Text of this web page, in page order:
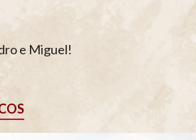
e Miguel!